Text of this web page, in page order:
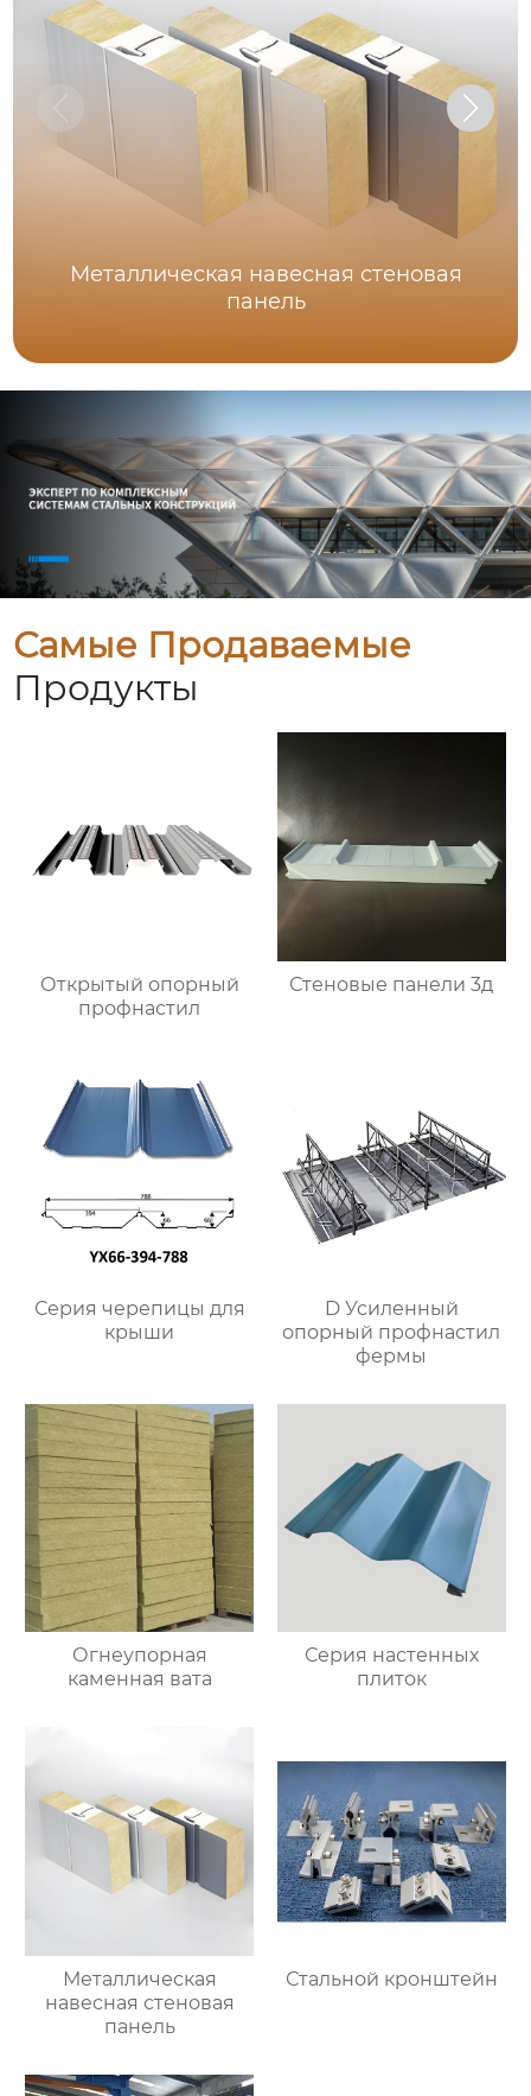
Металлическая навесная стеновая
панель
Самые Продаваемые
Продукты
Открытый опорный
профнастил
Стеновые панели 3д
Серия черепицы для
крыши
D Усиленный
опорный профнастил
фермы
Огнеупорная
каменная вата
Серия настенных
плиток
Металлическая
навесная стеновая
панель
Стальной кронштейн